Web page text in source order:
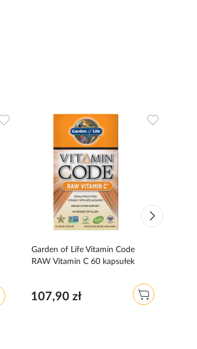
Dodaj
Garden of Life Vitamin Code
RAW Vitamin C 60 kapsułek
107,90 zł
Dodaj